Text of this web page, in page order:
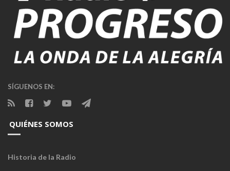
SÍGUENOS EN:
QUIÉNES SOMOS
Historia de la Radio